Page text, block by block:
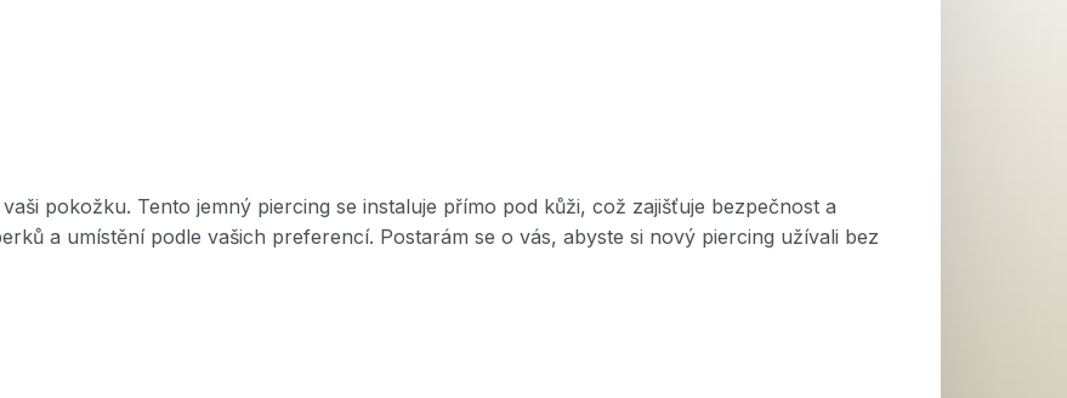
pokožku. Tento jemný piercing se instaluje přímo pod kůži, což zajišťuje bezpečnost a
a umístění podle vašich preferencí. Postarám se o vás, abyste si nový piercing užívali bez